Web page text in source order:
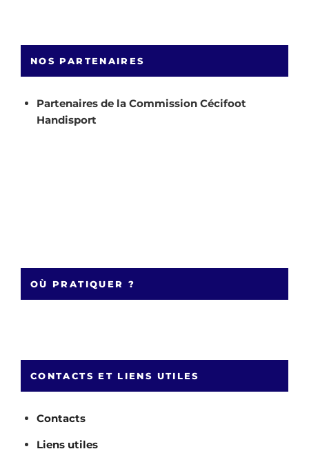
NOS PARTENAIRES
Partenaires de la Commission Cécifoot
Handisport
OÙ PRATIQUER ?
CONTACTS ET LIENS UTILES
Contacts
Liens utiles